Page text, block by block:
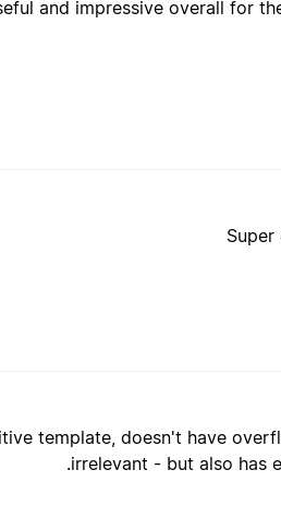
and impressive overall for
template, doesn't have
irrelevant - but also has